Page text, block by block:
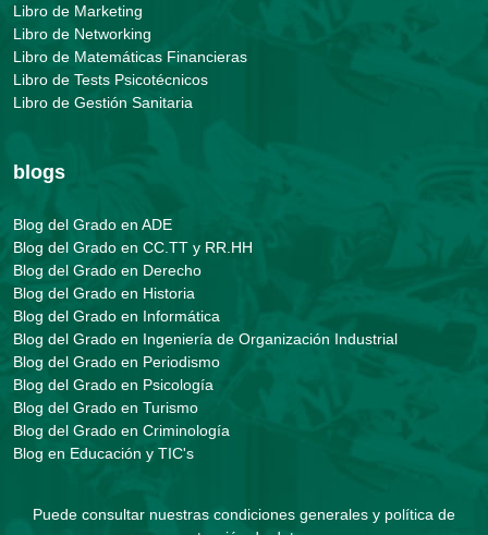
Libro de Marketing
Libro de Networking
Libro de Matemáticas Financieras
Libro de Tests Psicotécnicos
Libro de Gestión Sanitaria
blogs
Blog del Grado en ADE
Blog del Grado en CC.TT y RR.HH
Blog del Grado en Derecho
Blog del Grado en Historia
Blog del Grado en Informática
Blog del Grado en Ingeniería de Organización Industrial
Blog del Grado en Periodismo
Blog del Grado en Psicología
Blog del Grado en Turismo
Blog del Grado en Criminología
Blog en Educación y TIC's
Puede consultar nuestras condiciones generales y política de